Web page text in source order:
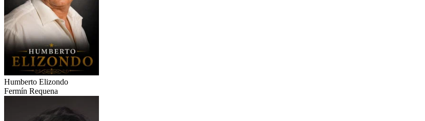
Humberto Elizondo
Fermín Requena